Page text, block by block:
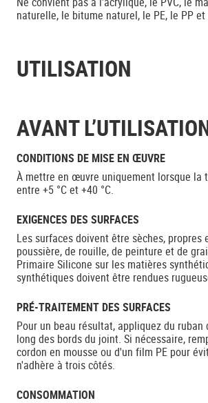
naturelle, le bitume naturel, le PE, le PP et
UTILISATION
AVANT
CONDITIONS DE MISE EN ŒUVRE
À mettre en œuvre uniquement lorsque la
entre +5 °C et +40 °C.
EXIGENCES DES SURFACES
Les surfaces doivent être sèches, propres
poussière, de rouille, de peinture et de
Primaire Silicone sur les matières
synthétiques doivent être rendues
PRÉ-TRAITEMENT DES SURFACES
Pour un beau résultat, appliquez du ruban
long des bords du joint. Si nécessaire,
cordon en mousse ou d'un film PE pour
n'adhère à trois côtés.
CONSOMMATION